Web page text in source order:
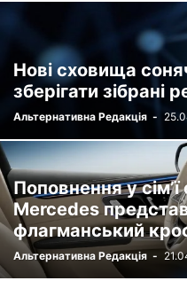
Нові сховища
зберігати зібрані
Альтернативна Редакція -
Поповнення у
Mercedes
флагманський
Альтернативна Редакція -